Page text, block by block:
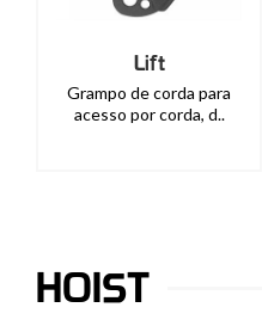
Lift
Grampo de corda para
acesso por corda, d..
HOIST